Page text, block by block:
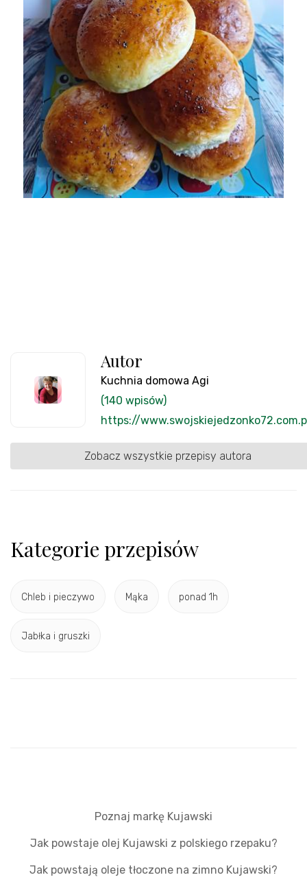
Autor
Kuchnia domowa Agi
(140 wpisów)
https://
Zobacz wszystkie przepisy autora
Kategorie przepisów
Chleb i pieczywo Mąka ponad 1h
Jabłka i gruszki
Poznaj markę Kujawski
Jak powstaje olej Kujawski z polskiego rzepaku?
Jak powstają oleje tłoczone na zimno Kujawski?